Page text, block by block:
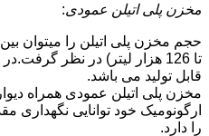
مخزن پلی اتیلن عمودی:
تا 126 هزار لیتر) در نظر
قابل تولید می باشد.
مخزن پلی اتیلن عمودی همراه
ارگونومیک خود توانایی نگهداری
را دارد.